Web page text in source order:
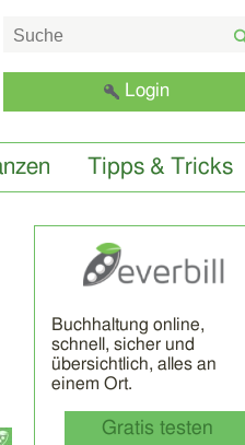
Login
Tipps & Tricks
Buchhaltung online,
schnell, sicher und
übersichtlich, alles an
einem Ort.
Gratis testen